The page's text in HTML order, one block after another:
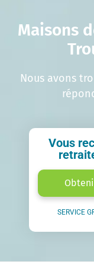
Maisons
Nous avons
Vous
SERVICE